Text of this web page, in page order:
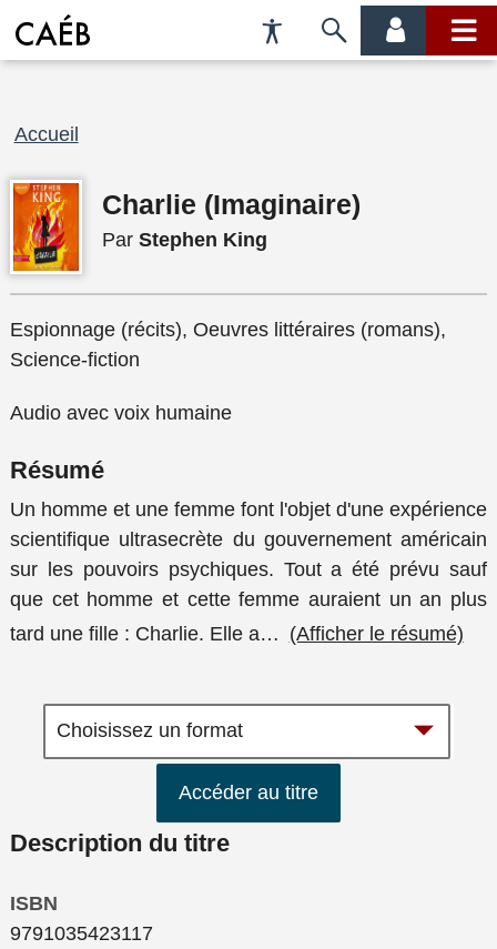
Préférences
d'accessibilité
Passer
menu
menu
Fil
Accueil
Charlie (Imaginaire)
Par Stephen King
Espionnage (récits), Oeuvres littéraires (romans),
Science-fiction
Audio avec voix humaine
Résumé
Un homme et une femme font l'objet d'une expérience
scientifique ultrasecrète du gouvernement américain
sur les pouvoirs psychiques. Tout a été prévu sauf
que cet homme et cette femme auraient un an plus
tard une fille : Charlie. Elle a… (Afficher le résumé)
Accéder au titre
Description du titre
ISBN
9791035423117